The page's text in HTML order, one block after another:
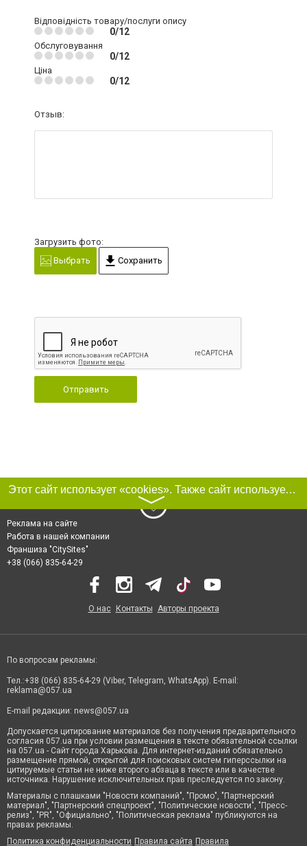
Відповідність товару/послуги опису
0/12
Обслуговування
0/12
Ціна
0/12
Отзыв:
Загрузить фото:
Выбрать
Сохранить
Отправить
Этот сайт использует «cookies». Также сайт использует интернет-сервис для сбора технических данных касательно посетителей с целью получения маркетинговой и статистической информации. Условия обработки данных посетителей сайта см.
〉
Реклама на сайте
Работа в нашей компании
Франшиза "CitySites"
+38 (066) 835-64-29
О нас Контакты Авторы проекта
По вопросам рекламы:
Тел.:+38 (066) 835-64-29 (Viber, Telegram, WhatsApp). E-mail:
reklama@057.ua
E-mail редакции: news@057.ua
Допускается цитирование материалов без получения предварительного
согласия 057.ua при условии размещения в тексте обязательной ссылки
на 057.ua - Сайт города Харькова. Для интернет-изданий обязательно
размещение прямой, открытой для поисковых систем гиперссылки на
цитируемые статьи не ниже второго абзаца в тексте или в качестве
источника. Нарушение исключительных прав преследуется по закону.
Материалы с плашками "Новости компаний", "Промо", "Партнерский
материал", "Партнерский спецпроект", "Политические новости", "Пресс-
релиз", "PR", "Официально", "Политическая реклама" публикуются на
правах рекламы.
Политика конфиденциальности Правила сайта Правила